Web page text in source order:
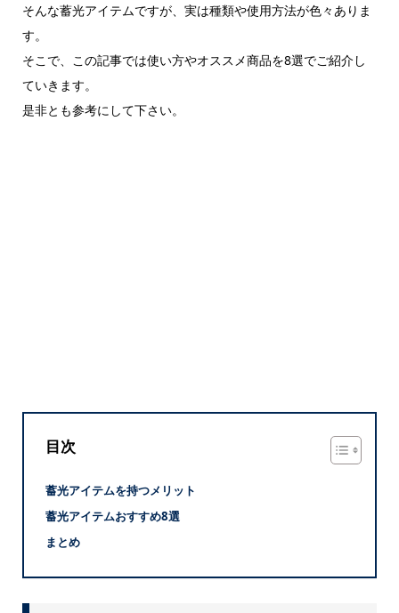
そんな蓄光アイテムですが、実は種類や使用方法が色々ありま
す。
そこで、この記事では使い方やオススメ商品を8選でご紹介し
ていきます。
是非とも参考にして下さい。
目次
蓄光アイテムを持つメリット
蓄光アイテムおすすめ8選
まとめ